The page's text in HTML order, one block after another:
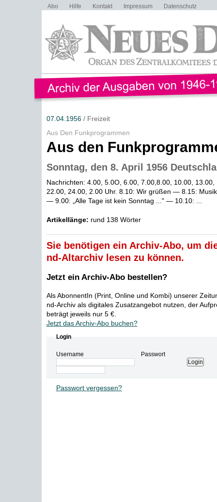
Abo Hilfe Kontakt Impressum Datenschutz
07.04.1956/ Freizeit
Aus Den Funkprogrammen
Aus den
Sonntag, den 8. April 1956
Nachrichten: 4.00, 5.0O, 6.00, 7.00,8.00, 10.00,
22.00, 24.00, 2.00 Uhr. 8.10: Wir grüßen — 8.15:
— 9.00: „Alle Tage ist kein Sonntag ..." — 10.10: ...
Artikellänge: rund 138 Wörter
Sie benötigen ein Archiv-Abo, um
nd-Altarchiv lesen zu können.
Jetzt ein Archiv-Abo bestellen?
Als AbonnentIn (Print, Online und Kombi) unserer
nd-Archiv als digitales Zusatzangebot nutzen, der
beträgt jeweils nur 5 €.
Jetzt das Archiv-Abo buchen?
Login
Username Passwort
Passwort vergessen?